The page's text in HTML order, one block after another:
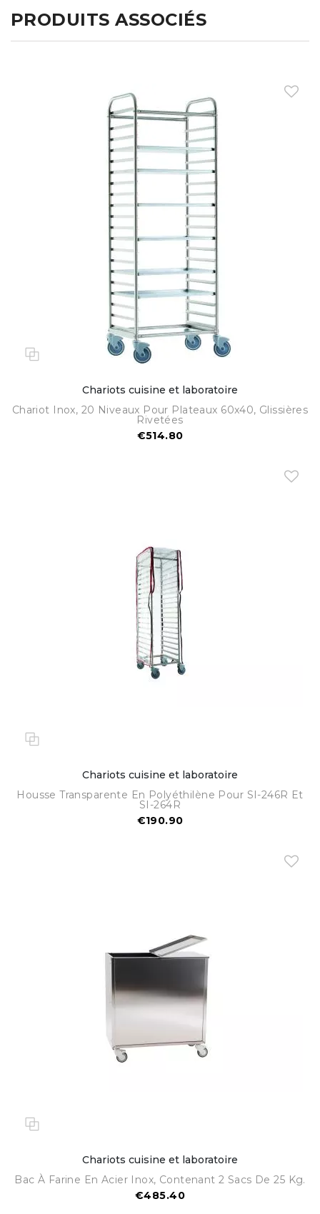
PRODUITS ASSOCIÉS
Chariots cuisine et laboratoire
Chariot Inox, 20 Niveaux Pour Plateaux 60x40, Glissières
Rivetées
€514.80
Chariots cuisine et laboratoire
Housse Transparente En Polyéthilène Pour SI-246R Et
SI-264R
€190.90
Chariots cuisine et laboratoire
Bac À Farine En Acier Inox, Contenant 2 Sacs De 25 Kg.
€485.40